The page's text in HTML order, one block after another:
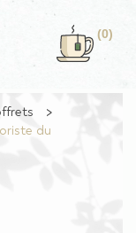
du
(0)